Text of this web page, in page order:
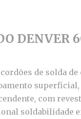
DENVER
de solda de
com
soldabilidade